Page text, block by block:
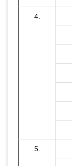
4.
5.